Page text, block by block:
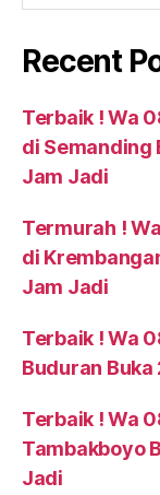
Recent
Terbaik ! Wa
di Semanding
Jam Jadi
Termurah !
di
Jam Jadi
Terbaik ! Wa
Buduran
Terbaik ! Wa
Tambakboyo
Jadi